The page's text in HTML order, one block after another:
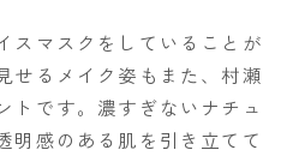
スマスクをしていることが
せるメイク姿もまた、村瀬
トです。濃すぎないナチュ
明感のある肌を引き立てて